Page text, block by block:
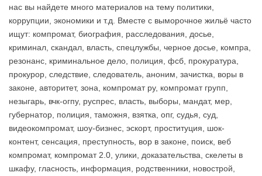
нас вы найдете много материалов на тему политики,
коррупции, экономики и т.д. Вместе с выморочное жильё часто
ищут: компромат, биография, расследования, досье,
криминал, скандал, власть, спецлужбы, черное досье, компра,
резонанс, криминальное дело, полиция, фсб, прокуратура,
прокурор, следствие, следователь, аноним, зачистка, воры в
законе, авторитет, зона, компромат ру, компромат групп,
незыгарь, вчк-огпу, руспрес, власть, выборы, мандат, мер,
губернатор, полиция, таможня, взятка, опг, судья, суд,
видеокомпромат, шоу-бизнес, эскорт, проституция, шок-
контент, сенсация, преступность, вор в законе, поиск, веб
компромат, компромат 2.0, улики, доказательства, скелеты в
шкафу, гласность, информация, родственники, новострой,